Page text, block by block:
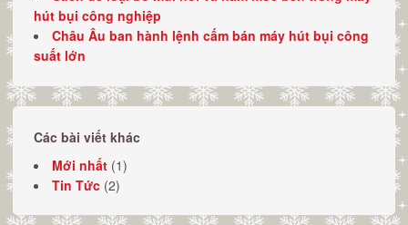
hút bụi công nghiệp
Châu Âu ban hành lệnh cấm bán máy hút bụi công
suất lớn
Các bài viết khác
Mới nhất(1)
Tin Tức(2)